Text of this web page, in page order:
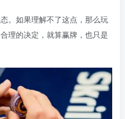
。如果理解不了这点，那么玩
理的决定，就算赢牌，也只是